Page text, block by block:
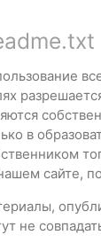
в
сайте,
не